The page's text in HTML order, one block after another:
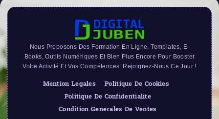
Nous Proposons Des Formation En Ligne, Templates, E-
Books, Outils Numériques Et Bien Plus Encore Pour Booster
Votre Activité Et Vos Compétences. Rejoignez-Nous Ce Jour !
Mention Legales
Politique De Cookies
Politique De Confidentialite
Condition Generales De Ventes